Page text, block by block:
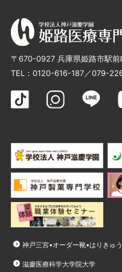
〒670-0927 兵庫県姫路市駅
TEL： 0120-616-187／079-
神戸三宮•オーダー靴•はりきゅ
滋慶医療科学大学院大学